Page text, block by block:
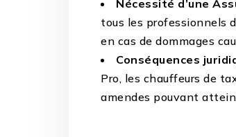
Nécessité d’une
tous les professionnels
en cas de dommages
Conséquences
Pro, les chauffeurs de
amendes pouvant